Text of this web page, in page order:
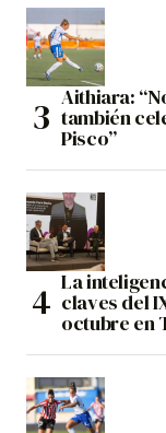
Aithiara:
también
Pisco”
La
claves del
octubre en